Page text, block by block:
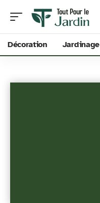
Décoration Jardinage